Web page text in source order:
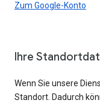
Zum Google-Konto
Ihre
Wenn Sie unsere
Standort. Dadurch